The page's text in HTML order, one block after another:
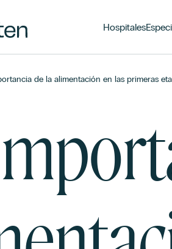
Hospitales
de la alimentación en las primeras